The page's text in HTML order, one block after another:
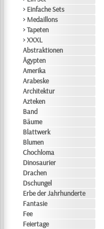
> Einfache Sets
> Medaillons
> Tapeten
> XXXL
Abstraktionen
Ägypten
Amerika
Arabeske
Architektur
Azteken
Band
Bäume
Blattwerk
Blumen
Chochloma
Dinosaurier
Drachen
Dschungel
Erbe der Jahrhunderte
Fantasie
Fee
Feiertage